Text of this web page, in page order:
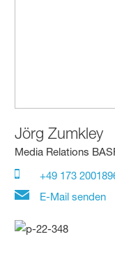
Jörg Zumkley
Media Relations
+49 173
E-Mail senden